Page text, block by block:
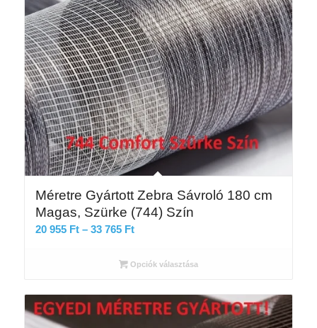
Méretre Gyártott Zebra Sávroló 180 cm
Magas, Szürke (744) Szín
20 955 Ft – 33 765 FtÁrtartomány:
955 Ft
33
765 Ft
Opciók választása